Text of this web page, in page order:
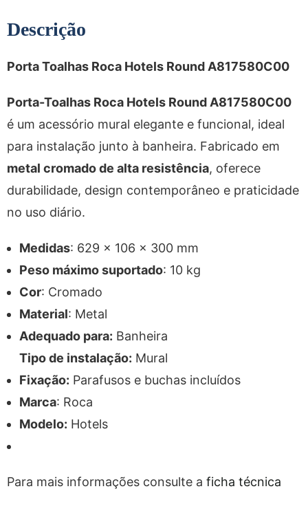
Descrição
Porta Toalhas Roca Hotels Round A817580C00
Porta-Toalhas Roca Hotels Round A817580C00
é um acessório mural elegante e funcional, ideal
para instalação junto à banheira. Fabricado em
metal cromado de alta resistência, oferece
durabilidade, design contemporâneo e praticidade
no uso diário.
Medidas: 629 x 106 x 300 mm
Peso máximo suportado: 10 kg
Cor: Cromado
Material: Metal
Adequado para: Banheira
Tipo de instalação: Mural
Fixação: Parafusos e buchas incluídos
Marca: Roca
Modelo: Hotels
Para mais informações consulte a ficha técnica